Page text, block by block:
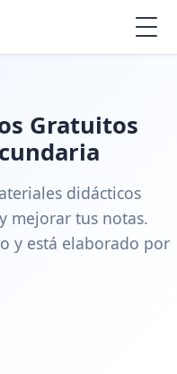
Gratuitos
didácticos
mejorar tus notas.
y está elaborado por